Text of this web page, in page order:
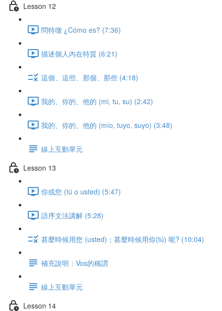
Lesson 12
問特徵 ¿Cómo es? (7:36)
描述個人內在特質 (6:21)
這個、這些、那個、那些 (4:18)
我的、你的、他的 (mi, tu, su) (2:42)
我的、你的、他的 (mío, tuyo, suyo) (3:48)
線上互動單元
Lesson 13
你或您 (tú o usted) (5:47)
語序文法講解 (5:28)
甚麼時候用您 (usted)；甚麼時候用你(tú) 呢? (10:04)
補充說明：Vos的稱謂
線上互動單元
Lesson 14